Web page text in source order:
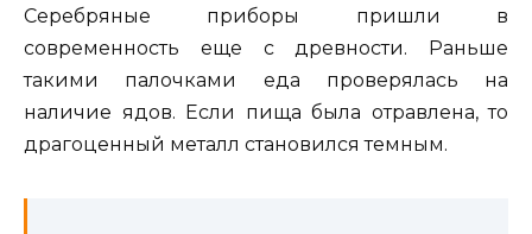
Серебряные приборы пришли в
современность еще с древности. Раньше
такими палочками еда проверялась на
наличие ядов. Если пища была отравлена, то
драгоценный металл становился темным.